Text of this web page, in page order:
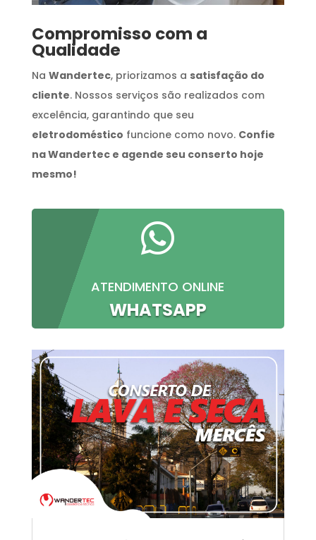
Compromisso com a
Qualidade
Na Wandertec, priorizamos a satisfação do
cliente. Nossos serviços são realizados com
excelência, garantindo que seu
eletrodoméstico funcione como novo. Confie
na Wandertec e agende seu conserto hoje
mesmo!

ATENDIMENTO ONLINE
WHATSAPP